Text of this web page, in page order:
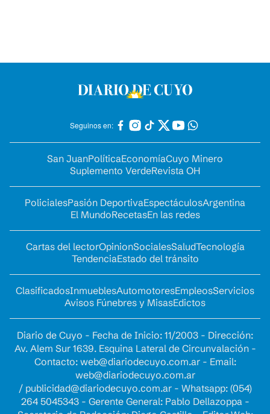
Seguinos en:
San JuanPolíticaEconomíaCuyo Minero
Suplemento VerdeRevista OH
PolicialesPasión DeportivaEspectáculosArgentina
El MundoRecetasEn las redes
Cartas del lectorOpinionSocialesSaludTecnología
TendenciaEstado del tránsito
ClasificadosInmueblesAutomotoresEmpleosServicios
Avisos Fúnebres y MisasEdictos
Diario de Cuyo - Fecha de Inicio: 11/2003 - Dirección:
Av. Alem Sur 1639. Esquina Lateral de Circunvalación -
Contacto: web@diariodecuyo.com.ar- Email:
web@diariodecuyo.com.ar
/ publicidad@diariodecuyo.com.ar- Whatsapp: (054)
264 5045343 - Gerente General: Pablo Dellazoppa -